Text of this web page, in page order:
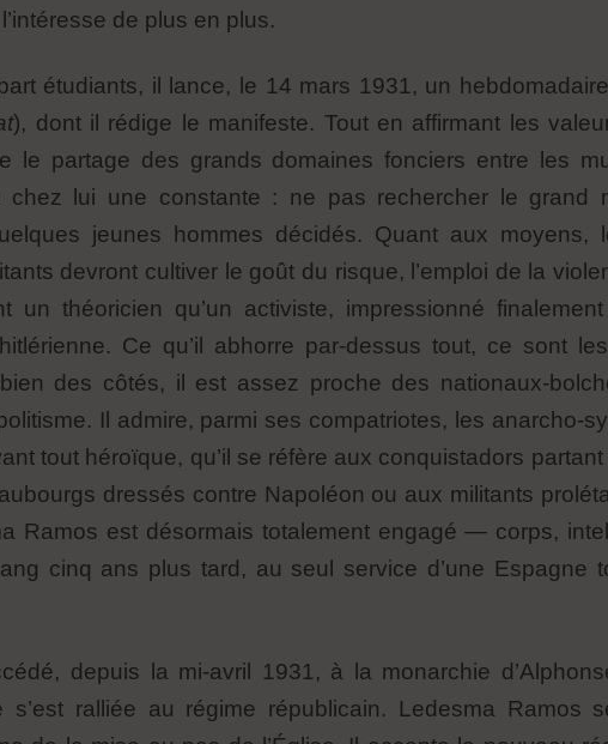
de plus en plus.
étudiants, il lance, le 14 mars 1931, un hebdomadaire
), dont il rédige le manifeste. Tout en affirmant les
le partage des grands domaines fonciers entre les
chez lui une constante : ne pas rechercher le grand
jeunes hommes décidés. Quant aux moyens,
devront cultiver le goût du risque, l’emploi de la
un théoricien qu’un activiste, impressionné
Ce qu’il abhorre par-dessus tout, ce sont
des côtés, il est assez proche des nationaux-
Il admire, parmi ses compatriotes, les anarcho-
tout héroïque, qu’il se réfère aux conquistadors
dressés contre Napoléon ou aux militants
Ramos est désormais totalement engagé — corps,
cinq ans plus tard, au seul service d’une Espagne
depuis la mi-avril 1931, à la monarchie
s’est ralliée au régime républicain. Ledesma